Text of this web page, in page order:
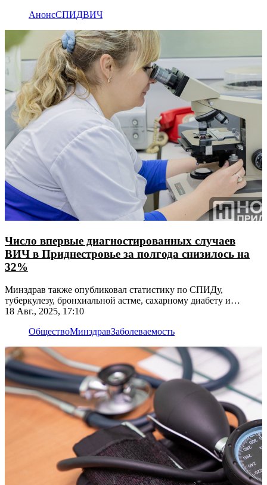
АнонсСПИДВИЧ
Число впервые диагностированных случаев
ВИЧ в Приднестровье за полгода снизилось на
32%
Минздрав также опубликовал статистику по СПИДу,
туберкулезу, бронхиальной астме, сахарному диабету и
психическим заболеваниям
18 Авг., 2025, 17:10
ОбществоМинздравЗаболеваемость